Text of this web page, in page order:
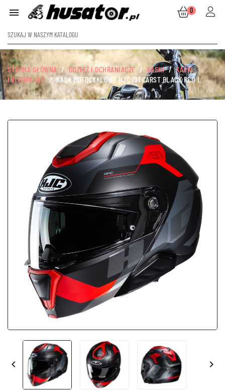
 0
STRONA GŁÓWNA ODZIEŻ I OCHRANIACZE KASKI
KASKI
INTEGRALNE
KASK MOTOCYKLOWY HJC I91 CARST BLACK RED L
 